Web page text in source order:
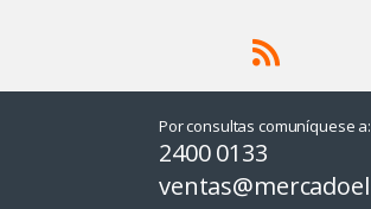
Por consultas comuníquese a:
2400 0133
ventas@mercadoel